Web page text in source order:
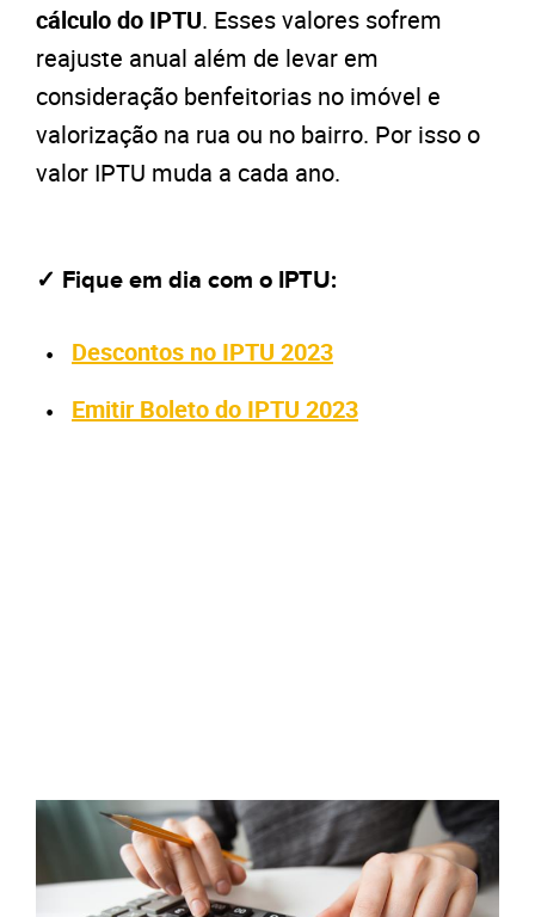
cálculo do IPTU. Esses valores sofrem
reajuste anual além de levar em
consideração benfeitorias no imóvel e
valorização na rua ou no bairro. Por isso o
valor IPTU muda a cada ano.
✓ Fique em dia com o IPTU:
Descontos no IPTU 2023
Emitir Boleto do IPTU 2023